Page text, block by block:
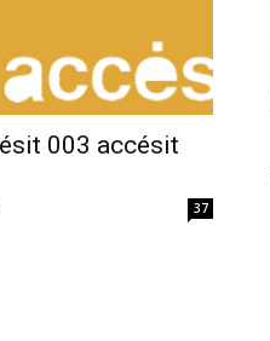
003 accésit
37